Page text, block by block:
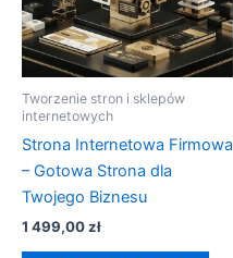
Tworzenie stron i sklepów
internetowych
Strona Internetowa Firmowa
– Gotowa Strona dla
Twojego Biznesu
1 499,00zł